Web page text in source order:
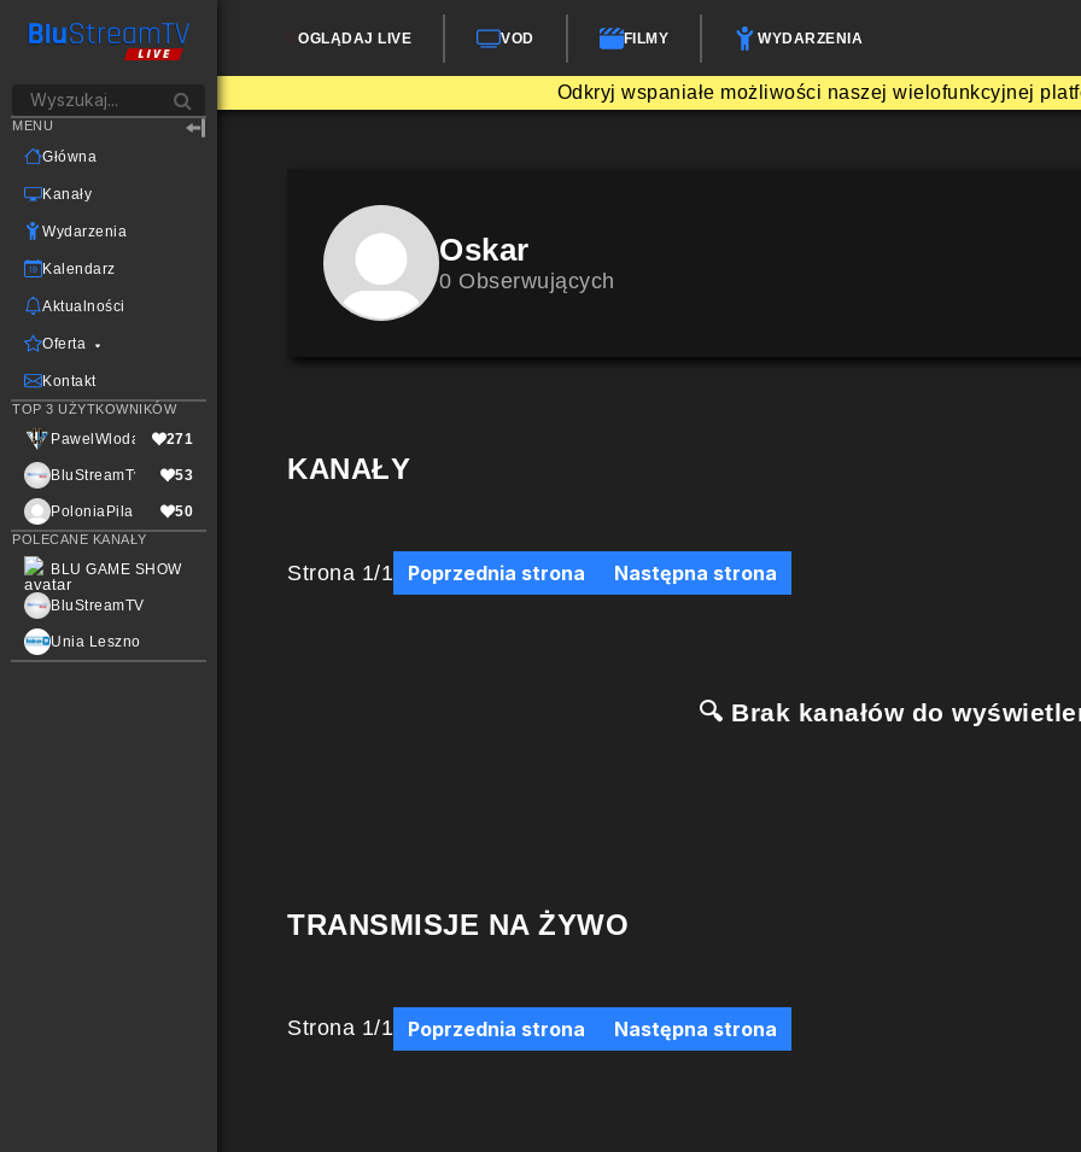
OGLĄDAJ LIVE VOD FILMY WYDARZENIA
Odkryj wspaniałe możliwości naszej wielofunkcyjnej
MENU
Główna
Kanały
Wydarzenia
Kalendarz
Aktualności
Oferta
Kontakt
TOP 3 UŻYTKOWNIKÓW
PawelWlodarczak271
BluStreamTvLive53
PoloniaPila 50
POLECANE KANAŁY
BLU GAME SHOW
BluStreamTV
Unia Leszno
Oskar
0 Obserwujących
KANAŁY
Strona 1/1 Poprzednia strona Następna strona
🔍 Brak kanałów do
TRANSMISJE NA ŻYWO
Strona 1/1 Poprzednia strona Następna strona